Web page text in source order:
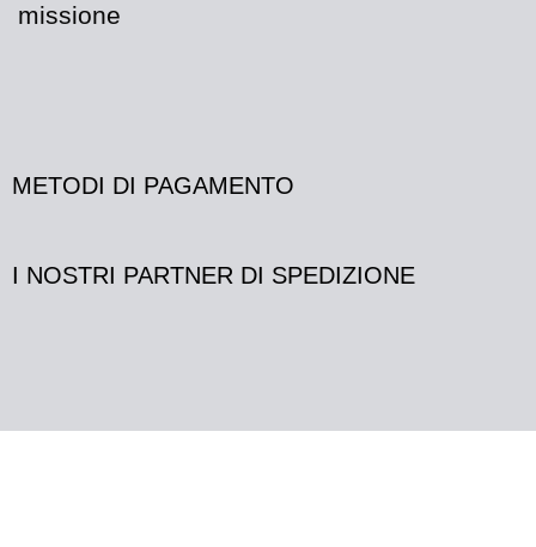
missione
METODI DI PAGAMENTO
I NOSTRI PARTNER DI SPEDIZIONE